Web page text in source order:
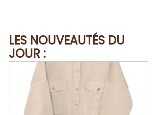
LES NOUVEAUTÉS DU
JOUR :